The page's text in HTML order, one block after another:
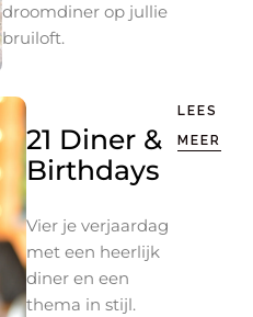
droomdiner op jullie
bruiloft.
21 Diner &
Birthdays
Vier je verjaardag
met een heerlijk
diner en een
thema in stijl.
LEES
MEER